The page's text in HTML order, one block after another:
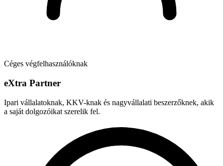
Céges végfelhasználóknak
eXtra Partner
Ipari vállalatoknak, KKV-knak és nagyvállalati beszerzőknek, akik
a saját dolgozóikat szerelik fel.